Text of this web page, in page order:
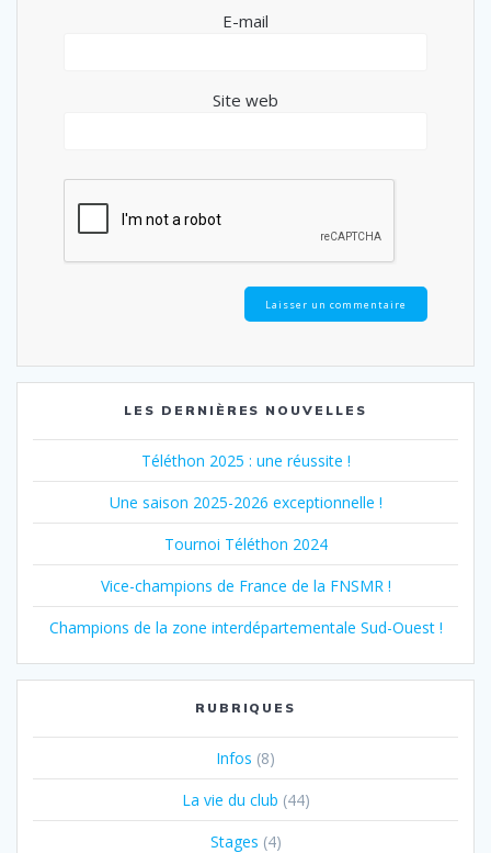
E-mail
Site web
LES DERNIÈRES NOUVELLES
Téléthon 2025 : une réussite !
Une saison 2025-2026 exceptionnelle !
Tournoi Téléthon 2024
Vice-champions de France de la FNSMR !
Champions de la zone interdépartementale Sud-Ouest !
RUBRIQUES
Infos (8)
La vie du club (44)
Stages (4)